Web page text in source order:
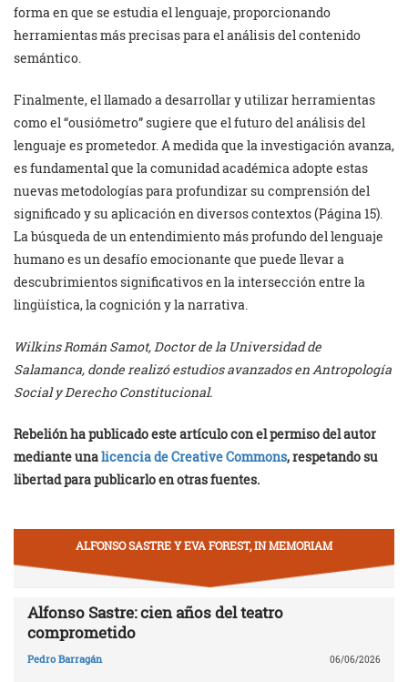
forma en que se estudia el lenguaje, proporcionando
herramientas más precisas para el análisis del contenido
semántico.
Finalmente, el llamado a desarrollar y utilizar herramientas
como el “ousiómetro” sugiere que el futuro del análisis del
lenguaje es prometedor. A medida que la investigación avanza,
es fundamental que la comunidad académica adopte estas
nuevas metodologías para profundizar su comprensión del
significado y su aplicación en diversos contextos (Página 15).
La búsqueda de un entendimiento más profundo del lenguaje
humano es un desafío emocionante que puede llevar a
descubrimientos significativos en la intersección entre la
lingüística, la cognición y la narrativa.
Wilkins Román Samot, Doctor de la Universidad de
Salamanca, donde realizó estudios avanzados en Antropología
Social y Derecho Constitucional.
Rebelión ha publicado este artículo con el permiso del autor
mediante unalicencia de Creative Commons, respetando su
libertad para publicarlo en otras fuentes.
ALFONSO SASTRE Y EVA FOREST, IN MEMORIAM
Alfonso Sastre: cien años del teatro
comprometido
Pedro Barragán 06/06/2026